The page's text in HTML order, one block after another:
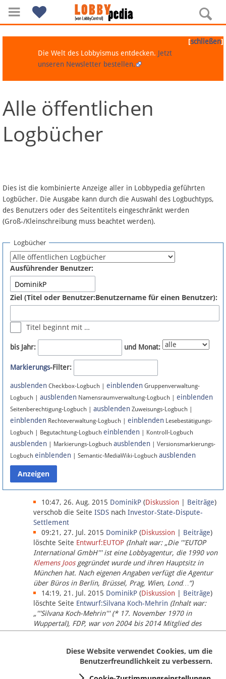
Navigation
Über Lobbypedia
Artikel nach Kategorien
FAQ
Fördermitglied werden
Fehler melden
Newsletter
Bluesky
Facebook
Instagram
Anmelden
Datenschutz
Über Lobbypedia
Impressum
[schließen]
Die Welt des Lobbyismus entdecken. Jetzt
unseren Newsletter bestellen.
Alle öffentlichen
Logbücher
Dies ist die kombinierte Anzeige aller in Lobbypedia geführten
Logbücher. Die Ausgabe kann durch die Auswahl des Logbuchtyps,
des Benutzers oder des Seitentitels eingeschränkt werden
(Groß-/Kleinschreibung muss beachtet werden).
Logbücher
Ausführender Benutzer:
Ziel (Titel oder Benutzer:Benutzername für einen Benutzer):
Titel beginnt mit …
bis Jahr: und Monat:
Markierungs-Filter:
ausblenden Checkbox-Logbuch | einblenden Gruppenverwaltung-
Logbuch | ausblenden Namensraumverwaltung-Logbuch | einblenden
Seitenberechtigung-Logbuch | ausblenden Zuweisungs-Logbuch |
einblenden Rechteverwaltung-Logbuch | einblenden Lesebestätigungs-
Logbuch | Begutachtung-Logbuch einblenden | Kontroll-Logbuch
ausblenden | Markierungs-Logbuch ausblenden | Versionsmarkierungs-
Logbuch einblenden | Semantic-MediaWiki-Logbuch ausblenden
10:47, 26. Aug. 2015 DominikP (Diskussion Beiträge)
verschob die Seite ISDS nach Investor-State-Dispute-
Settlement
09:21, 27. Jul. 2015 DominikP (Diskussion Beiträge)
löschte Seite Entwurf:EUTOP (Inhalt war: „Die '''EUTOP
International GmbH''' ist eine Lobbyagentur, die 1990 von
Klemens Joosgegründet wurde und ihren Hauptsitz in
München hat. Nach eigenen Angaben verfügt die Agentur
über Büros in Berlin, Brüssel, Prag, Wien, Lond…“)
14:19, 21. Jul. 2015 DominikP (Diskussion Beiträge)
löschte Seite Entwurf:Silvana Koch-Mehrin (Inhalt war:
„'''Silvana Koch-Mehrin''' (* 17. November 1970 in
Wuppertal), FDP, war von 2004 bis 2014 Mitglied des
Europäischen Parlaments, seit November 2014 ist sie für
Diese Website verwendet Cookies, um die
Benutzerfreundlichkeit zu verbessern.